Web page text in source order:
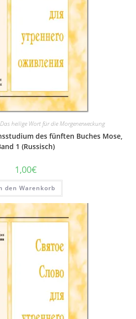
Das heilige Wort für die Morgenerweckung
des fünften Buches Mose,
1 (Russisch)
1,00€
den Warenkorb